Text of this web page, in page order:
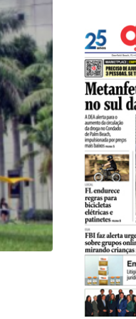
HISTÓRICO
Açaí é